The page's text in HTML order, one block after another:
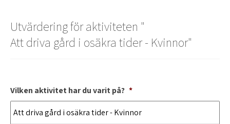
Utvärdering för aktiviteten "
Att driva gård i osäkra tider - Kvinnor"
Vilken aktivitet har du varit på? *